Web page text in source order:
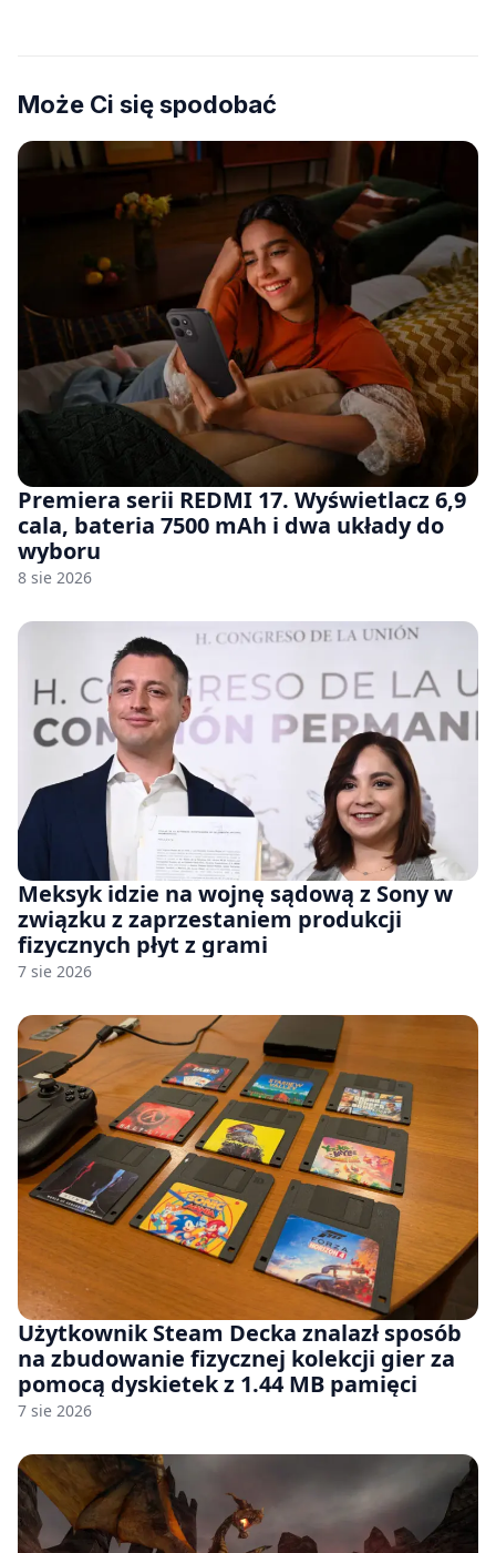
Może Ci się spodobać
Premiera serii REDMI 17. Wyświetlacz 6,9
cala, bateria 7500 mAh i dwa układy do
wyboru
8 sie 2026
Meksyk idzie na wojnę sądową z Sony w
związku z zaprzestaniem produkcji
fizycznych płyt z grami
7 sie 2026
Użytkownik Steam Decka znalazł sposób
na zbudowanie fizycznej kolekcji gier za
pomocą dyskietek z 1.44 MB pamięci
7 sie 2026